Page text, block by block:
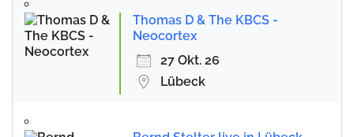
Thomas D & The KBCS -
Neocortex
27 Okt. 26
Lübeck